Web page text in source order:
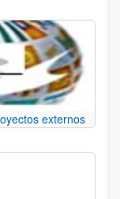
externos